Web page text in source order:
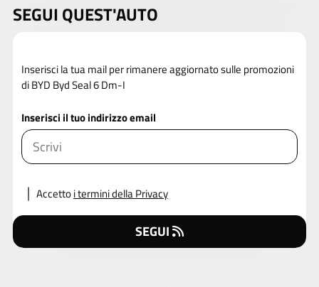
SEGUI QUEST'AUTO
Inserisci la tua mail per rimanere aggiornato sulle promozioni
di BYD Byd Seal 6 Dm-I
Inserisci il tuo indirizzo email
Accettoi termini della Privacy
SEGUI